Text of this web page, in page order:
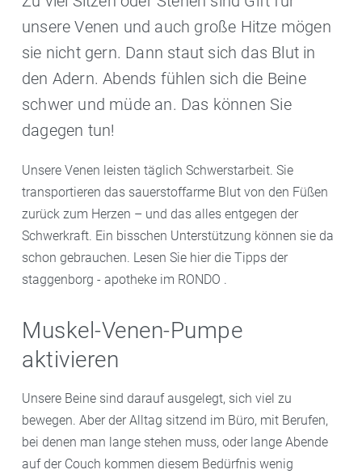
unsere Venen und auch große Hitze mögen
sie nicht gern. Dann staut sich das Blut in
den Adern. Abends fühlen sich die Beine
schwer und müde an. Das können Sie
dagegen tun!
Unsere Venen leisten täglich Schwerstarbeit. Sie
transportieren das sauerstoffarme Blut von den Füßen
zurück zum Herzen – und das alles entgegen der
Schwerkraft. Ein bisschen Unterstützung können sie da
schon gebrauchen. Lesen Sie hier die Tipps der
staggenborg - apotheke im RONDO .
Muskel-Venen-Pumpe
aktivieren
Unsere Beine sind darauf ausgelegt, sich viel zu
bewegen. Aber der Alltag sitzend im Büro, mit Berufen,
bei denen man lange stehen muss, oder lange Abende
auf der Couch kommen diesem Bedürfnis wenig